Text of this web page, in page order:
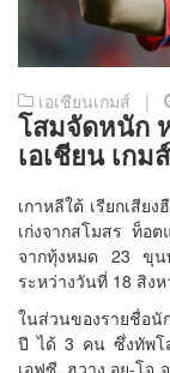
เอเชียนเกมส์ |
โสมจัดหนัก
เอเชียน เกมส์
เกาหลีใต้ เรียกเสีย
เก่งจากสโมสร ท็อ
จากทุ้งหมด 23 ขุน
ระหว่างวันที่ 18 สิง
ในส่วนของรายชื่อนั
ปี ได้ 3 คน ซึ่งทัพโ
เอฟซี, ฮวาง อุย-โจ